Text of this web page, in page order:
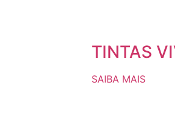
TINTAS
SAIBA MAIS